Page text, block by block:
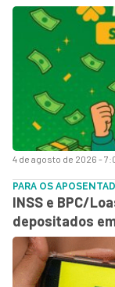
4 de agosto de 2026 -
PARA OS
INSS e BPC/
depositados